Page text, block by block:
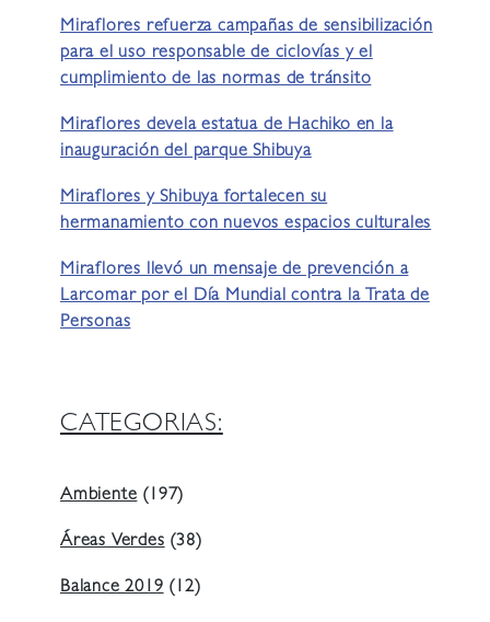
Miraflores refuerza campañas de sensibilización
para el uso responsable de ciclovías y el
cumplimiento de las normas de tránsito
Miraflores devela estatua de Hachiko en la
inauguración del parque Shibuya
Miraflores y Shibuya fortalecen su
hermanamiento con nuevos espacios culturales
Miraflores llevó un mensaje de prevención a
Larcomar por el Día Mundial contra la Trata de
Personas
CATEGORIAS:
Ambiente (197)
Áreas Verdes (38)
Balance 2019 (12)